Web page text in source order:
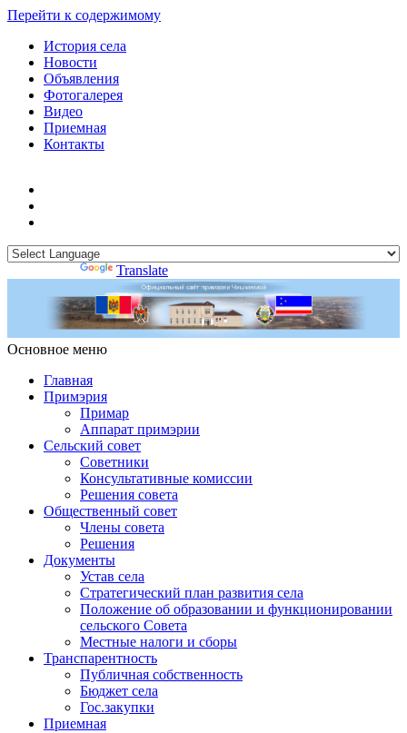
Перейти к содержимому
История села
Новости
Объявления
Фотогалерея
Видео
Приемная
Контакты
Translate
Основное меню
Примэрия Чишмикиой
Главная
Примэрия
Примар
Аппарат примэрии
Сельский совет
Советники
Консультативные комиссии
Решения совета
Общественный совет
Члены совета
Решения
Документы
Устав села
Стратегический план развития села
Положение об образовании и функционировании
сельского Совета
Местные налоги и сборы
Транспарентность
Публичная собственность
Бюджет села
Гос.закупки
Приемная